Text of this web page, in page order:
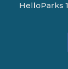
HelloParks